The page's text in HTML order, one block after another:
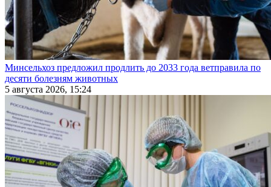
Минсельхоз предложил продлить до 2033 года ветправила по
десяти болезням животных
5 августа 2026, 15:24